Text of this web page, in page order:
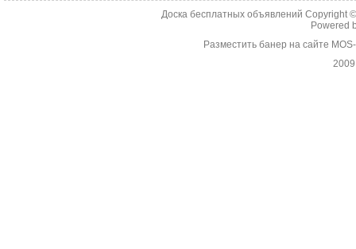
Доска бесплатных объявлений Copyright
Powered
Разместить банер на сайте